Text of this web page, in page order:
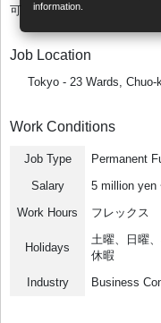
information.
可
Job Location
Tokyo - 23 Wards, Chuo-
Work Conditions
Job Type
Permanent
Salary
5 million yen
Work Hours
フレックス
Holidays
土曜、日曜
休暇
Industry
Business